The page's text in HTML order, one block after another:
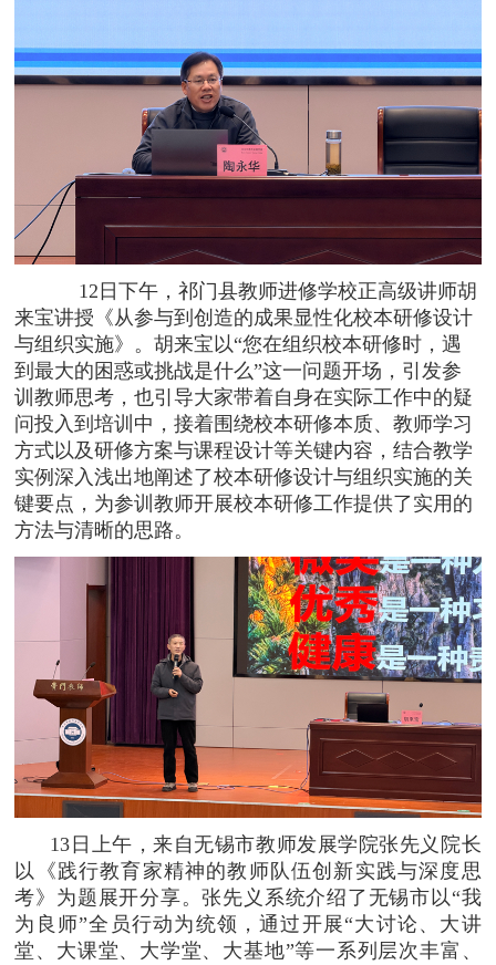
12日下午，祁门县教师进修学校正高级讲师胡
来宝讲授《从参与到创造的成果显性化校本研修设计
与组织实施》。胡来宝 以“您在组织校本研修时，遇
到最大的困惑或挑战是什么”这一问题开场，引发参
训教师思考，也引导大家带着自身在实际工作中的疑
问投入到培训中，接着围绕校本研修本质、教师学习
方式以及研修方案与课程设计等关键内容，结合教学
实例深入浅出地阐述了校本研修设计与组织实施的关
键要点，为参训教师开展校本研修工作提供了实用的
方法与清晰的思路。
13日上午，来自无锡市教师发展学院张先义院长
以《践行教育家精神的教师队伍创新实践与深度思
考》为题展开分享。张先义系统介绍了无锡市以“我
为良师”全员行动为统领，通过开展“大讨论、大讲
堂、大课堂、大学堂、大基地”等一系列层次丰富、